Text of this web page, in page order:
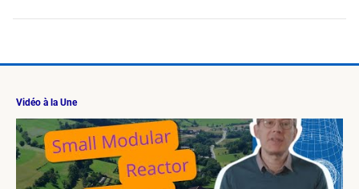
Vidéo à la Une